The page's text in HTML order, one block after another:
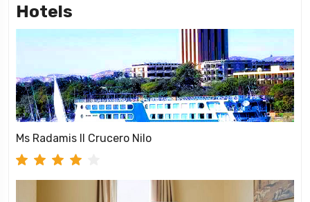
Hotels
Ms Radamis II Crucero Nilo